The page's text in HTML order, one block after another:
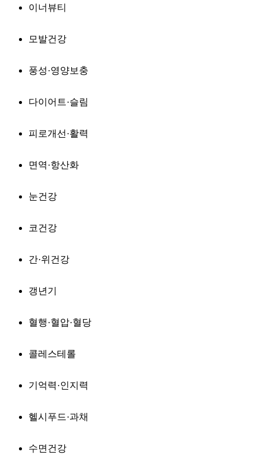
이너뷰티
모발건강
풍성·영양보충
다이어트·슬림
피로개선·활력
면역·항산화
눈건강
코건강
간·위건강
갱년기
혈행·혈압·혈당
콜레스테롤
기억력·인지력
헬시푸드·과채
수면건강